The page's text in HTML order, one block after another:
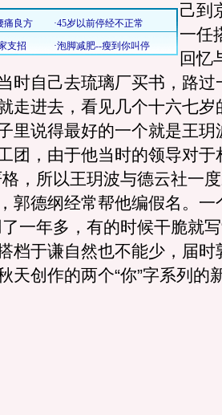
己到
一任
回忆
时自己去琉璃厂买书，路过
走进去，看见几个十六七岁
里说得最好的一个就是王玥
团，由于他当时的领导对于
，所以王玥波与德云社一
郭德纲经常帮他编假名。一
一年多，有的时候干脆就
档于谦自然也不能少，届时
天创作的两个“你”字系列的